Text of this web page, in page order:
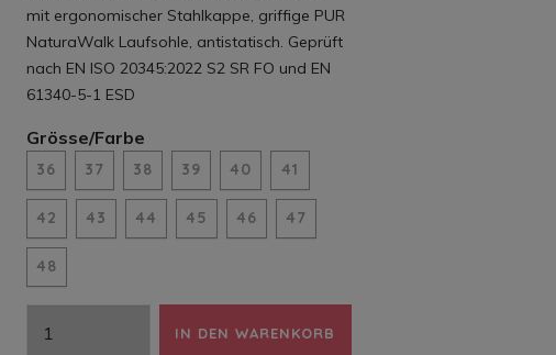
mit ergonomischer Stahlkappe, griffige PUR
NaturaWalk Laufsohle, antistatisch. Geprüft
nach EN ISO 20345:2022 S2 SR FO und EN
61340-5-1 ESD
Grösse/Farbe
36 37 38 39 40 41
42 43 44 45 46 47
48
IN DEN WARENKORB